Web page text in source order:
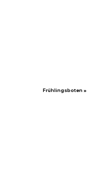
Frühlingsboten »